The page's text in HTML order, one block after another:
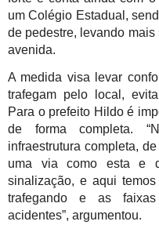
um Colégio Estadual,
de pedestre, levando
avenida.
A medida visa levar
trafegam pelo local,
Para o prefeito Hildo é
de forma completa.
infraestrutura completa,
uma via como esta e
sinalização, e aqui
trafegando e as
acidentes”, argumentou.